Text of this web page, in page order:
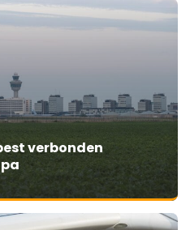
verbonden